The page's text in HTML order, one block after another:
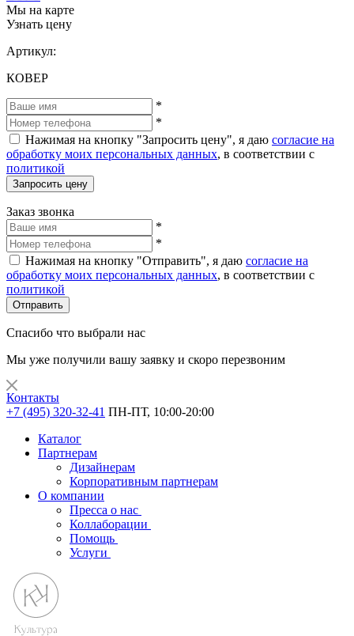
Мы на карте
Узнать цену
Артикул:
КОВЕР
*
*
Нажимая на кнопку "Запросить цену", я даю согласие на
обработку моих персональных данных, в соответствии с
политикой
Запросить цену
Заказ звонка
*
*
Нажимая на кнопку "Отправить", я даю согласие на
обработку моих персональных данных, в соответствии с
политикой
Отправить
Спасибо что выбрали нас
Мы уже получили вашу заявку и скоро перезвоним
Контакты
+7 (495) 320-32-41 ПН-ПТ, 10:00-20:00
Каталог
Партнерам
Дизайнерам
Корпоративным партнерам
О компании
Пресса о нас
Коллаборации
Помощь
Услуги